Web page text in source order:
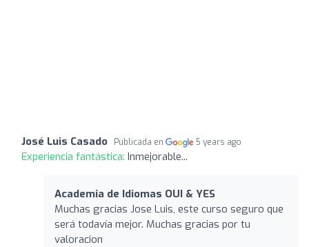
José Luis Casado Publicada en 5 years ago
Experiencia fantástica: Inmejorable...
Academia de Idiomas OUI & YES
Muchas gracias Jose Luis, este curso seguro que
será todavía mejor. Muchas gracias por tu
valoracion